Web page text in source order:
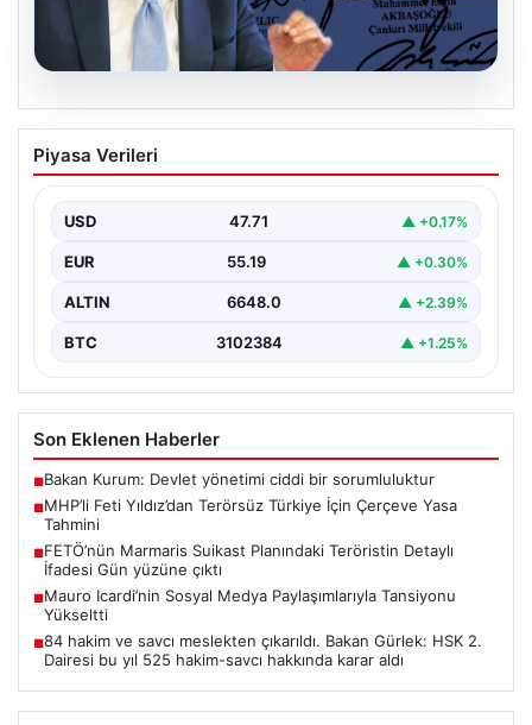
06.08.2026
MHP’li Feti Yıldız’dan Terörsüz Türkiye
İçin Çerçeve Yasa Tahmini
Yardımcısı Feti Yıldız, uzun süredir üzerinde çalışılan
ve…
Piyasa Verileri
USD 47.71 ▲ +0.17%
EUR 55.19 ▲ +0.30%
ALTIN 6648.0 ▲ +2.39%
BTC 3102384 ▲ +1.25%
Son Eklenen Haberler
■Bakan Kurum: Devlet yönetimi ciddi bir sorumluluktur
■MHP’li Feti Yıldız’dan Terörsüz Türkiye İçin Çerçeve Yasa
Tahmini
■FETÖ’nün Marmaris Suikast Planındaki Teröristin Detaylı
İfadesi Gün yüzüne çıktı
■Mauro Icardi’nin Sosyal Medya Paylaşımlarıyla Tansiyonu
Yükseltti
■84 hakim ve savcı meslekten çıkarıldı. Bakan Gürlek: HSK 2.
Dairesi bu yıl 525 hakim-savcı hakkında karar aldı